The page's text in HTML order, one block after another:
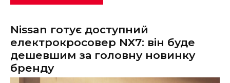
Nissan готує доступний
електрокросовер NX7: він буде
дешевшим за головну новинку
бренду